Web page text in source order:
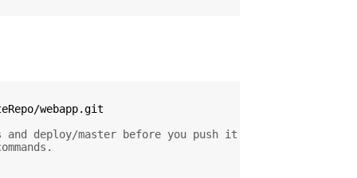
webapp.git
deploy/master before you push it.